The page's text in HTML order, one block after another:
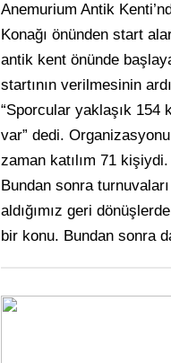
Anemurium Antik
Konağı önünden start
antik kent önünde
startının verilmesinin
“Sporcular yaklaşık 154
var” dedi.
zaman katılım 71
Bundan sonra
aldığımız geri
bir konu. Bundan sonra